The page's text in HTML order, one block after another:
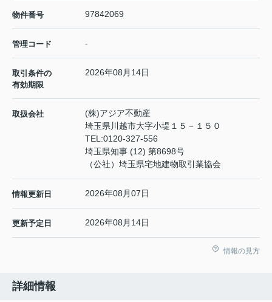
物件番号 97842069
管理コード -
取引条件の
有効期限
2026年08月14日
取扱会社
(株)アジア不動産
埼玉県川越市大字小堤１５－１５０
TEL:0120-327-556
埼玉県知事 (12) 第8698号
（公社）埼玉県宅地建物取引業協会
情報更新日 2026年08月07日
更新予定日 2026年08月14日
情報の見方
詳細情報